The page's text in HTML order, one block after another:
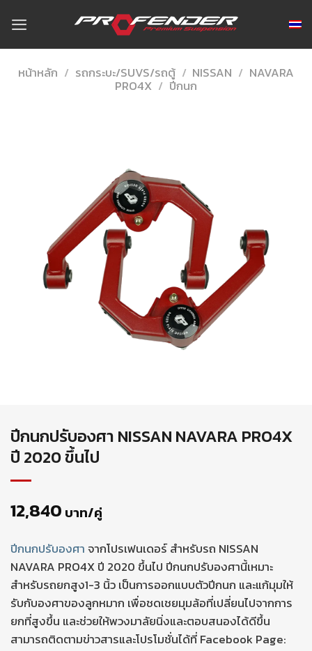
content
หน้าหลัก / รถกระบะ/SUVS/รถตู้ / NISSAN / NAVARA
PRO4X / ปีกนก
ปีกนกปรับองศา NISSAN NAVARA PRO4X
ปี 2020 ขึ้นไป
12,840 บาท/คู่
ปีกนกปรับองศา จากโปรเฟนเดอร์ สำหรับรถ NISSAN
NAVARA PRO4X ปี 2020 ขึ้นไป ปีกนกปรับองศานี้เหมาะ
สำหรับรถยกสูง1-3 นิ้ว เป็นการออกแบบตัวปีกนก และแก้มุมให้
รับกับองศาของลูกหมาก เพื่อชดเชยมุมล้อที่เปลี่ยนไปจากการ
ยกที่สูงขึ้น และช่วยให้พวงมาลัยนิ่งและตอบสนองได้ดีขึ้น
สามารถติดตามข่าวสารและโปรโมชั่นได้ที่ Facebook Page: